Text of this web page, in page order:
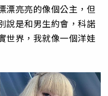
漂亮亮的像個公主，但
說是和男生約會，科諾
世界，我就像一個洋娃